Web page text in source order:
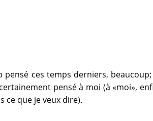
ces temps derniers,
pensé à moi (à «moi»,
ce que je veux dire).